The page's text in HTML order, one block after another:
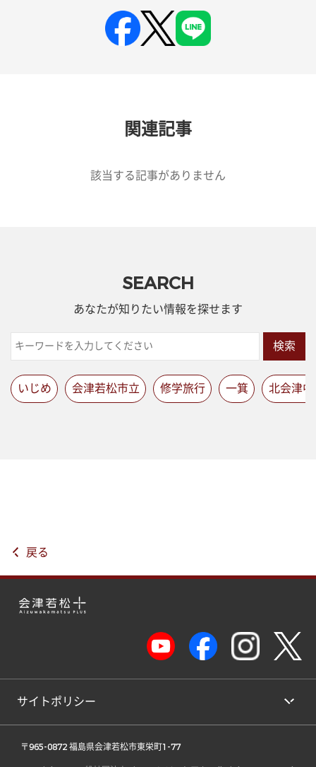
関連記事
該当する記事がありません
SEARCH
あなたが知りたい情報を探せます
検索
いじめ 会津若松市立 修学旅行 一箕 北会津中
戻る
サイトポリシー
〒965-0872 福島県会津若松市東栄町1-77